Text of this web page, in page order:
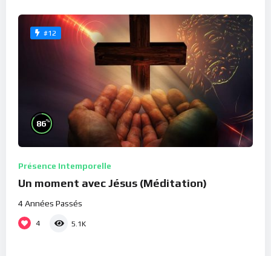
#12
86%
Présence Intemporelle
Un moment avec Jésus (Méditation)
4 Années Passés
4 5.1K